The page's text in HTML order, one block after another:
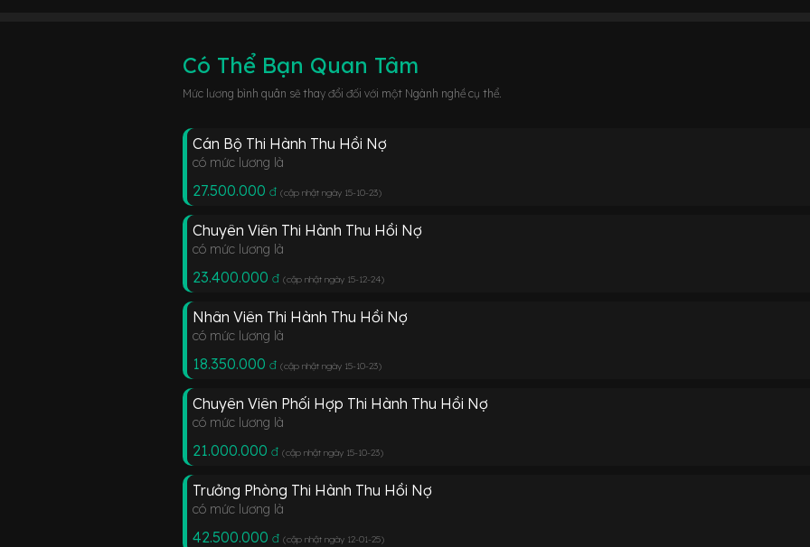
Có Thể Bạn Quan Tâm
Mức lương bình quân sẽ thay đổi đối với một Ngành nghề cụ thể.
Cán Bộ Thi Hành Thu Hồi Nợ
có mức lương là
27.500.000 đ (cập nhật ngày 15-10-23)
Chuyên Viên Thi Hành Thu Hồi Nợ
có mức lương là
23.400.000 đ (cập nhật ngày 15-12-24)
Nhân Viên Thi Hành Thu Hồi Nợ
có mức lương là
18.350.000 đ (cập nhật ngày 15-10-23)
Chuyên Viên Phối Hợp Thi Hành Thu Hồi Nợ
có mức lương là
21.000.000 đ (cập nhật ngày 15-10-23)
Trưởng Phòng Thi Hành Thu Hồi Nợ
có mức lương là
42.500.000 đ (cập nhật ngày 12-01-25)